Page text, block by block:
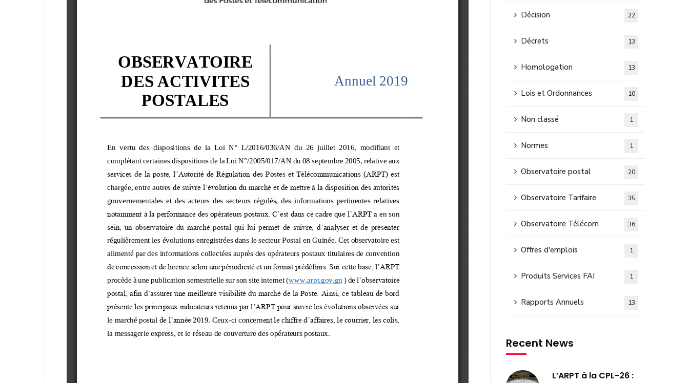
Décision 22
Décrets 13
Homologation 13
Lois et Ordonnances 10
Non classé 1
Normes 1
Observatoire postal 20
Observatoire Tarifaire 35
Observatoire Télécom 36
Offres d'emplois 1
Produits Services FAI 1
Rapports Annuels 13
Recent News
L’ARPT à la CPL-26 :